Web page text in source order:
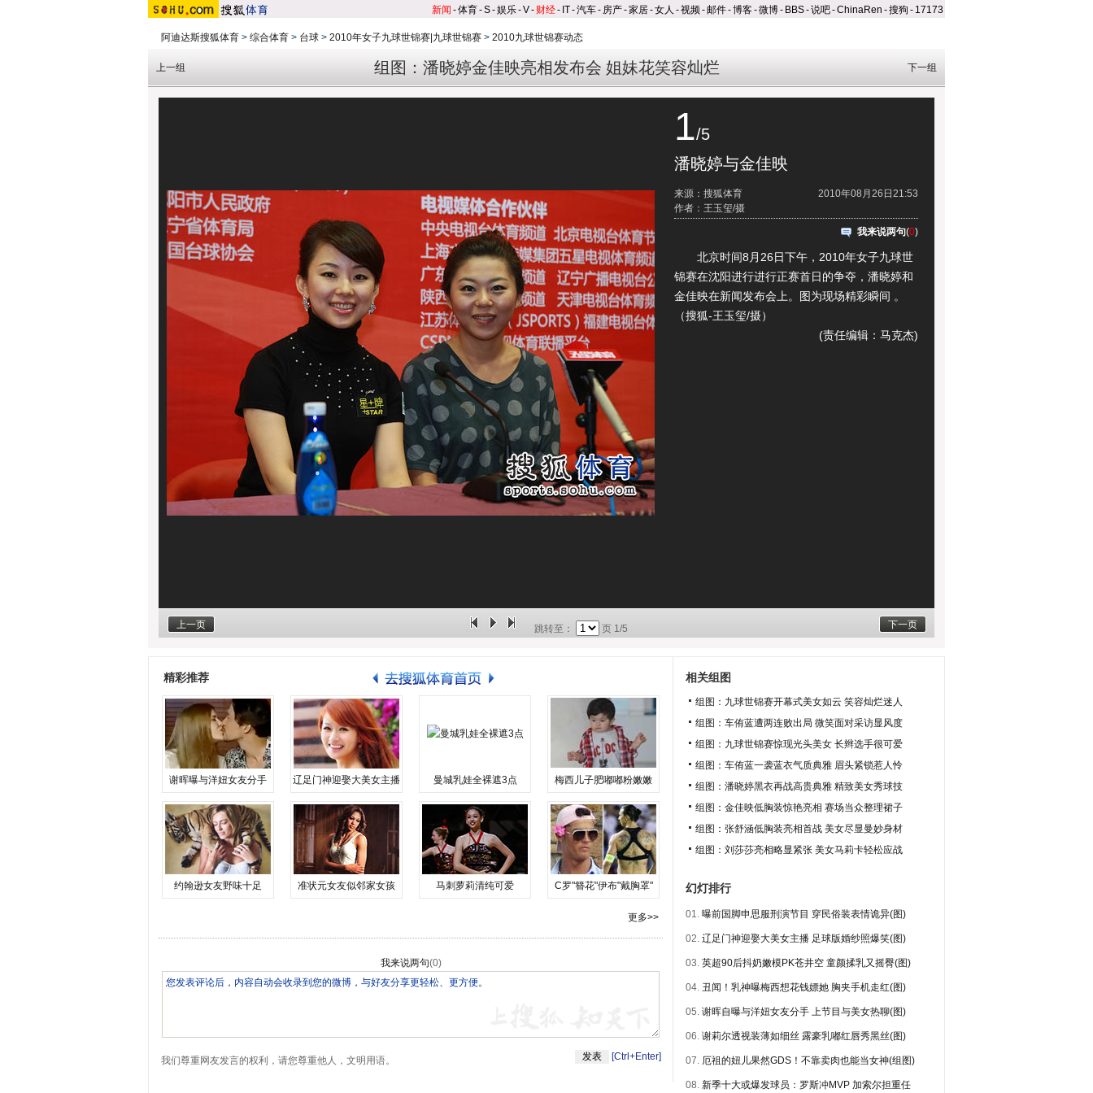
新闻 -体育-S-娱乐-V- 财经- IT-汽车- 房产-家居-女人 -视频-邮件-博客-微博- BBS-说吧-ChinaRen -搜狗 - 17173
阿迪达斯搜狐体育 > 综合体育 > 台球 > 2010年女子九球世锦赛|九球世锦赛 > 2010九球世锦赛动态
组图：潘晓婷金佳映亮相发布会 姐妹花笑容灿烂
上一组 下一组
1/5
潘晓婷与金佳映
2010年08月26日21:53
来源：搜狐体育
作者：王玉玺/摄
我来说两句(0)
北京时间8月26日下午，2010年女子九球世
锦赛在沈阳进行进行正赛首日的争夺，潘晓婷和
金佳映在新闻发布会上。图为现场精彩瞬间 。
（搜狐-王玉玺/摄）
(责任编辑：马克杰)
上一页 下一页
跳转至： 页 1/5
精彩推荐
谢晖曝与洋妞女友分手 辽足门神迎娶大美女主播 曼城乳娃全裸遮3点 梅西儿子肥嘟嘟粉嫩嫩
约翰逊女友野味十足 准状元女友似邻家女孩 马刺萝莉清纯可爱 C罗"簪花"伊布"戴胸罩"
更多>>
我来说两句(0)
我们尊重网友发言的权利，请您尊重他人，文明用语。 [Ctrl+Enter]
相关组图
组图：九球世锦赛开幕式美女如云 笑容灿烂迷人
组图：车侑蓝遭两连败出局 微笑面对采访显风度
组图：九球世锦赛惊现光头美女 长辫选手很可爱
组图：车侑蓝一袭蓝衣气质典雅 眉头紧锁惹人怜
组图：潘晓婷黑衣再战高贵典雅 精致美女秀球技
组图：金佳映低胸装惊艳亮相 赛场当众整理裙子
组图：张舒涵低胸装亮相首战 美女尽显曼妙身材
组图：刘莎莎亮相略显紧张 美女马莉卡轻松应战
幻灯排行
01. 曝前国脚申思服刑演节目 穿民俗装表情诡异(图)
02. 辽足门神迎娶大美女主播 足球版婚纱照爆笑(图)
03. 英超90后抖奶嫩模PK苍井空 童颜揉乳又摇臀(图)
04. 丑闻！乳神曝梅西想花钱嫖她 胸夹手机走红(图)
05. 谢晖自曝与洋妞女友分手 上节目与美女热聊(图)
06. 谢莉尔透视装薄如细丝 露豪乳嘟红唇秀黑丝(图)
07. 厄祖的妞儿果然GDS！不靠卖肉也能当女神(组图)
08. 新季十大或爆发球员：罗斯冲MVP 加索尔担重任